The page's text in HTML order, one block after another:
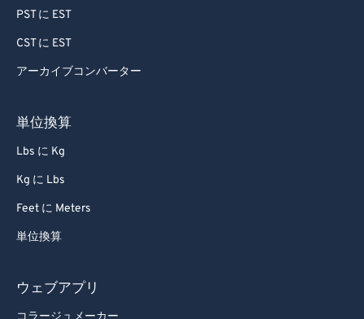
PST に EST
CST に EST
アーカイブコンバーター
単位換算
Lbs に Kg
Kg に Lbs
Feet に Meters
単位換算
ウェブアプリ